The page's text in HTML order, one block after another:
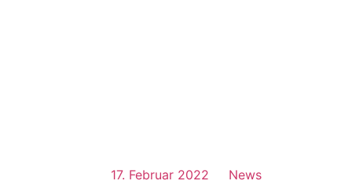
17. Februar 2022 News